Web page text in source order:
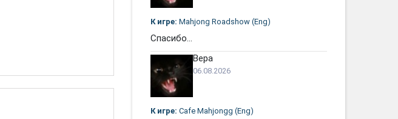
К игре: Mahjong Roadshow (Eng)
Спасибо...
Вера
06.08.2026
К игре: Cafe Mahjongg (Eng)